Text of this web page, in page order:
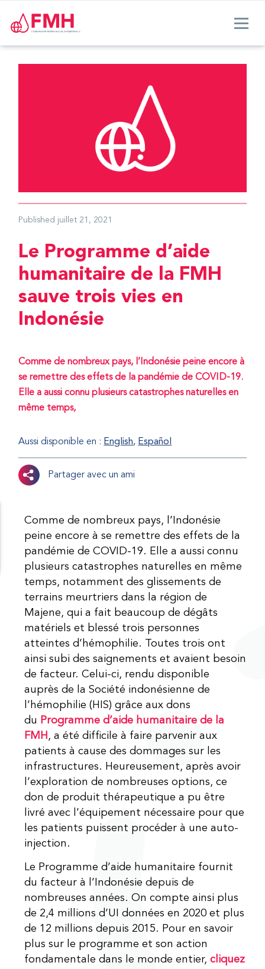
Published juillet 21, 2021
Le Programme d’aide
humanitaire de la FMH
sauve trois vies en
Indonésie
Comme de nombreux pays, l’Indonésie peine encore à
se remettre des effets de la pandémie de COVID-19.
Elle a aussi connu plusieurs catastrophes naturelles en
même temps,
Aussi disponible en : English Español
Partager avec un ami
Comme de nombreux pays, l’Indonésie
peine encore à se remettre des effets de la
pandémie de COVID-19. Elle a aussi connu
plusieurs catastrophes naturelles en même
temps, notamment des glissements de
terrains meurtriers dans la région de
Majene, qui a fait beaucoup de dégâts
matériels et blessé trois personnes
atteintes d’hémophilie. Toutes trois ont
ainsi subi des saignements et avaient besoin
de facteur. Celui-ci, rendu disponible
auprès de la Société indonésienne de
l’hémophilie (HIS) grâce aux dons
du Programme d’aide humanitaire de la
FMH , a été difficile à faire parvenir aux
patients à cause des dommages sur les
infrastructures. Heureusement, après avoir
l’exploration de nombreuses options, ce
don de produit thérapeutique a pu être
livré avec l’équipement nécessaire pour que
les patients puissent procéder à une auto-
injection.
Le Programme d’aide humanitaire fournit
du facteur à l’Indonésie depuis de
nombreuses années. On compte ainsi plus
de 2,4 millions d’UI données en 2020 et plus
de 12 millions depuis 2015. Pour en savoir
plus sur le programme et son action
fondamentale dans le monde entier,cliquez